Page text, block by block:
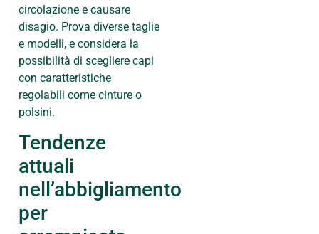
circolazione e causare
disagio. Prova diverse taglie
e modelli, e considera la
possibilità di scegliere capi
con caratteristiche
regolabili come cinture o
polsini.
Tendenze
attuali
nell’abbigliamento
per